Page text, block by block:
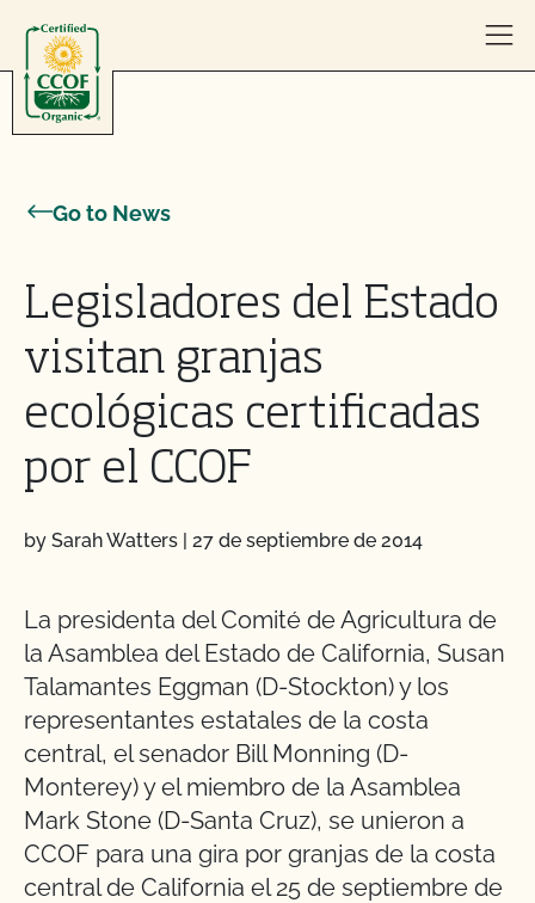
Go to News
Legisladores del Estado
visitan granjas
ecológicas certificadas
por el CCOF
by Sarah Watters | 27 de septiembre de 2014
La presidenta del Comité de Agricultura de
la Asamblea del Estado de California, Susan
Talamantes Eggman (D-Stockton) y los
representantes estatales de la costa
central, el senador Bill Monning (D-
Monterey) y el miembro de la Asamblea
Mark Stone (D-Santa Cruz), se unieron a
CCOF para una gira por granjas de la costa
central de California el 25 de septiembre de